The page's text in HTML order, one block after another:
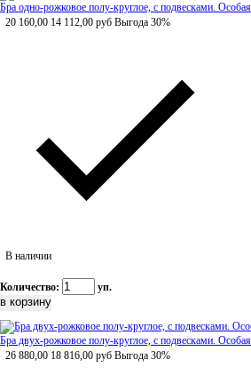
Бра одно-рожковое полу-круглое, с подвесками.
20 160,00 14 112,00 руб Выгода 30%
В наличии
Количество: уп.
Бра двух-рожковое полу-круглое, с подвесками.
26 880,00 18 816,00 руб Выгода 30%